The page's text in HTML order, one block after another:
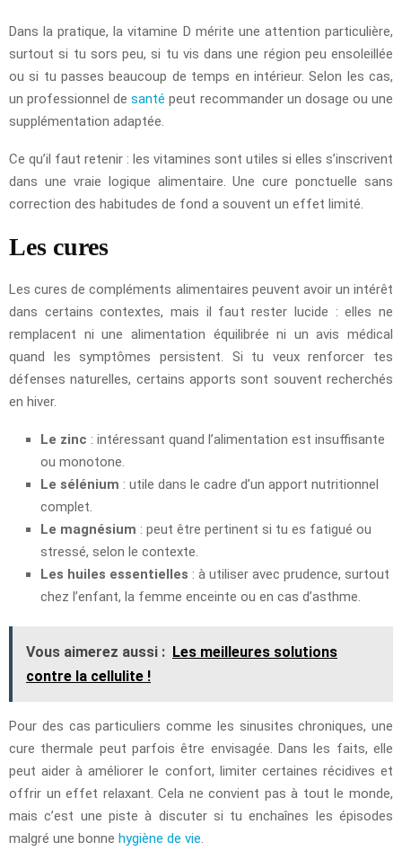
Dans la pratique, la vitamine D mérite une attention particulière,
surtout si tu sors peu, si tu vis dans une région peu ensoleillée
ou si tu passes beaucoup de temps en intérieur. Selon les cas,
un professionnel desanté peut recommander un dosage ou une
supplémentation adaptée.
Ce qu’il faut retenir : les vitamines sont utiles si elles s’inscrivent
dans une vraie logique alimentaire. Une cure ponctuelle sans
correction des habitudes de fond a souvent un effet limité.
Les cures
Les cures de compléments alimentaires peuvent avoir un intérêt
dans certains contextes, mais il faut rester lucide : elles ne
remplacent ni une alimentation équilibrée ni un avis médical
quand les symptômes persistent. Si tu veux renforcer tes
défenses naturelles, certains apports sont souvent recherchés
en hiver.
Le zinc : intéressant quand l’alimentation est insuffisante
ou monotone.
Le sélénium : utile dans le cadre d’un apport nutritionnel
complet.
Le magnésium : peut être pertinent si tu es fatigué ou
stressé, selon le contexte.
Les huiles essentielles : à utiliser avec prudence, surtout
chez l’enfant, la femme enceinte ou en cas d’asthme.
Vous aimerez aussi : Les meilleures solutions
contre la cellulite !
Pour des cas particuliers comme les sinusites chroniques, une
cure thermale peut parfois être envisagée. Dans les faits, elle
peut aider à améliorer le confort, limiter certaines récidives et
offrir un effet relaxant. Cela ne convient pas à tout le monde,
mais c’est une piste à discuter si tu enchaînes les épisodes
malgré une bonne hygiène de vie